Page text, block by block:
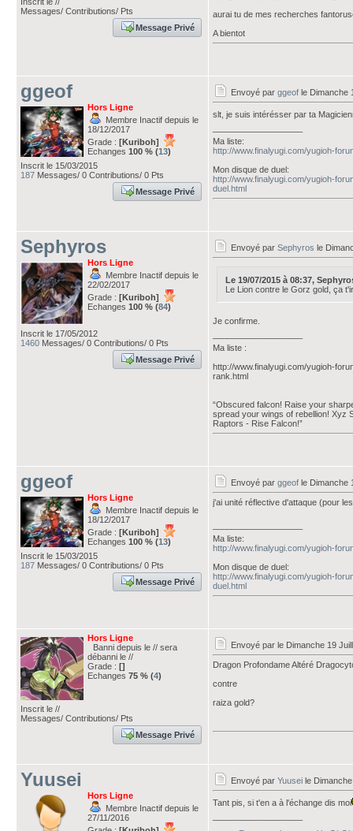
Messages/ Contributions/ Pts
Message Privé
aurai tu de mes recherches
A bientot
ggeof
Hors Ligne
Membre Inactif depuis le
18/12/2017
Grade : [Kuriboh]
Echanges 100 % (13)
Inscrit le 15/03/2015
187 Messages/ 0 Contributions/ 0 Pts
Message Privé
Envoyé par ggeof le Dimanche
slt, je suis intérésser par ta
Ma liste:
http://www.finalyugi.com/yugioh-
Mon disque de duel:
http://www.finalyugi.com/yugioh-
duel.html
Sephyros
Hors Ligne
Membre Inactif depuis le
22/02/2017
Grade : [Kuriboh]
Echanges 100 % (84)
Inscrit le 17/05/2012
1460 Messages/ 0 Contributions/ 0 Pts
Message Privé
Envoyé par Sephyros le
Le 19/07/2015 à 08:37,
Le Lion contre le Gorz gold, ça
Je confirme.
Ma liste :
http://www.finalyugi.com/yugioh-
rank.html
“Obscured falcon! Raise your
spread your wings of rebellion! Xyz
Raptors - Rise Falcon!”
ggeof
Hors Ligne
Membre Inactif depuis le
18/12/2017
Grade : [Kuriboh]
Echanges 100 % (13)
Inscrit le 15/03/2015
187 Messages/ 0 Contributions/ 0 Pts
Message Privé
Envoyé par ggeof le Dimanche
j'ai unité réflective d'attaque (pour
Ma liste:
http://www.finalyugi.com/yugioh-
Mon disque de duel:
http://www.finalyugi.com/yugioh-
duel.html
Hors Ligne
Banni depuis le // sera
débanni le //
Grade : []
Echanges 75 % (4)
Inscrit le //
Messages/ Contributions/ Pts
Message Privé
Envoyé par le Dimanche 19
Dragon Profondame Altéré
contre
raiza gold?
Yuusei
Hors Ligne
Membre Inactif depuis le
27/11/2016
Envoyé par Yuusei le
Tant pis, si t'en a à l'échange dis moi